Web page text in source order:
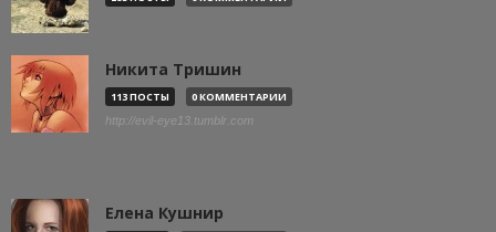
Никита Тришин
113 ПОСТЫ 0 КОММЕНТАРИИ
http://evil-eye13.tumblr.com
Елена Кушнир